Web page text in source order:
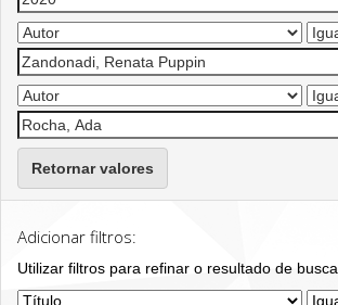
Retornar valores
Adicionar filtros:
Utilizar filtros para refinar o resultado de busca.